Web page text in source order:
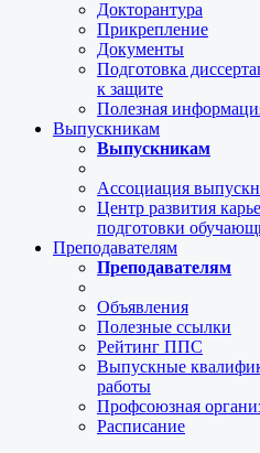
Докторантура
Прикрепление
Документы
Подготовка
к защите
Полезная
Выпускникам
Выпускникам
Ассоциация
Центр развития
подготовки
Преподавателям
Преподавателям
Объявления
Полезные ссылки
Рейтинг ППС
Выпускные
работы
Профсоюзная
Расписание